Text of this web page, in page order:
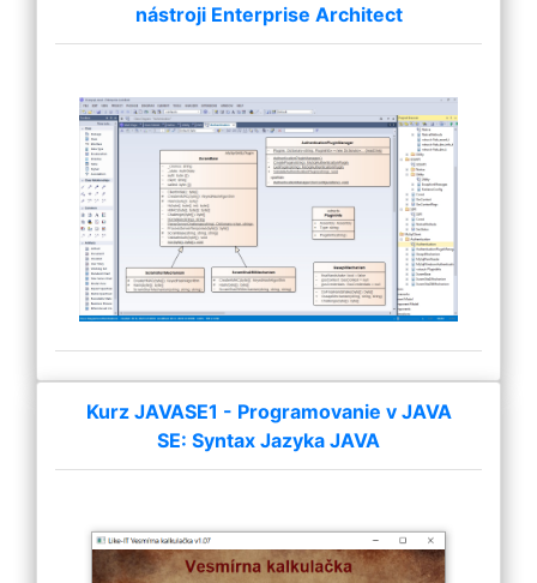
nástroji Enterprise Architect
Kurz JAVASE1 - Programovanie v JAVA
SE: Syntax Jazyka JAVA